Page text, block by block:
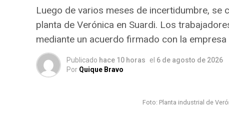
Luego de varios meses de incertidumbre,
planta de Verónica en Suardi. Los
mediante un acuerdo firmado con la empresa
Publicado hace 10 horas el 6 de agosto de 2026
Por Quique Bravo
Foto: Planta industrial de